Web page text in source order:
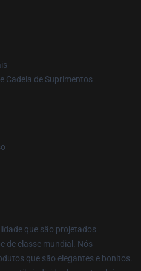
Cadeia de Suprimentos
que são projetados
de classe mundial. Nós
que são elegantes e bonitos.